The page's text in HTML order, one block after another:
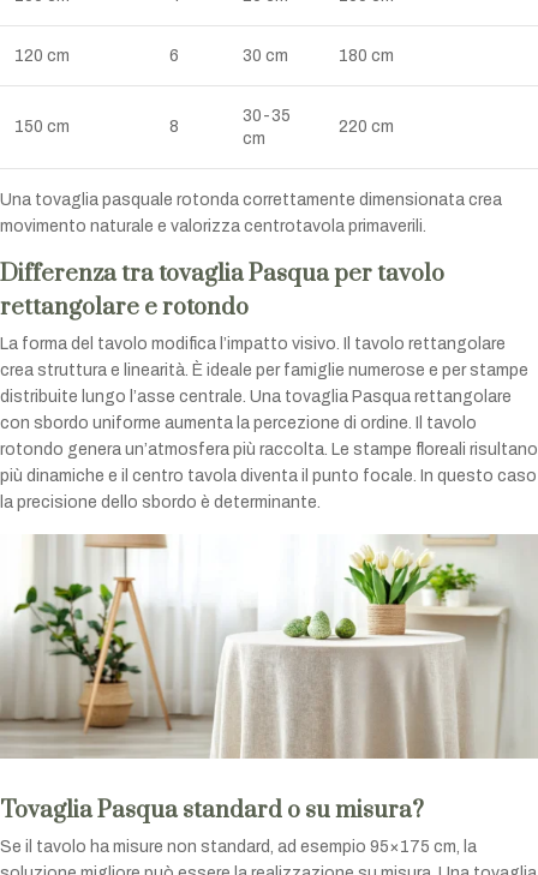
120 cm 6 30 cm 180 cm
150 cm 8
30-35
cm
220 cm
Una tovaglia pasquale rotonda correttamente dimensionata crea
movimento naturale e valorizza centrotavola primaverili.
Differenza tra tovaglia Pasqua per tavolo
rettangolare e rotondo
La forma del tavolo modifica l’impatto visivo. Il tavolo rettangolare
crea struttura e linearità. È ideale per famiglie numerose e per stampe
distribuite lungo l’asse centrale. Una tovaglia Pasqua rettangolare
con sbordo uniforme aumenta la percezione di ordine. Il tavolo
rotondo genera un’atmosfera più raccolta. Le stampe floreali risultano
più dinamiche e il centro tavola diventa il punto focale. In questo caso
la precisione dello sbordo è determinante.
Tovaglia Pasqua standard o su misura?
Se il tavolo ha misure non standard, ad esempio 95×175 cm, la